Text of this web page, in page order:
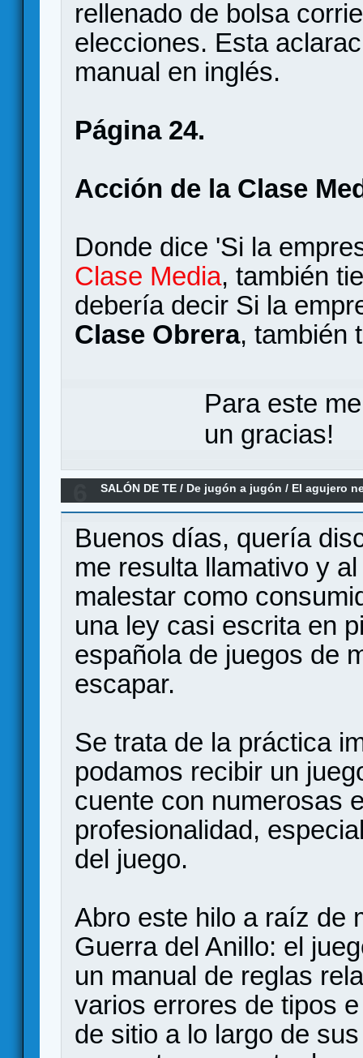
rellenado de bolsa
elecciones. Esta
manual en inglés.
Página 24.
Acción de la Clase
Donde dice 'Si la
Clase Media, también
debería decir Si la
Clase Obrera, también
Para este
un gracias!
SALÓN DE TE / De jugón a jugón / El agujero
Buenos días, quería
me resulta llamativo y
malestar como
una ley casi escrita en
española de juegos de
escapar.
Se trata de la práctica
podamos recibir un
cuente con numerosas
profesionalidad,
del juego.
Abro este hilo a raíz de
Guerra del Anillo: el
un manual de reglas
varios errores de tipos
de sitio a lo largo de